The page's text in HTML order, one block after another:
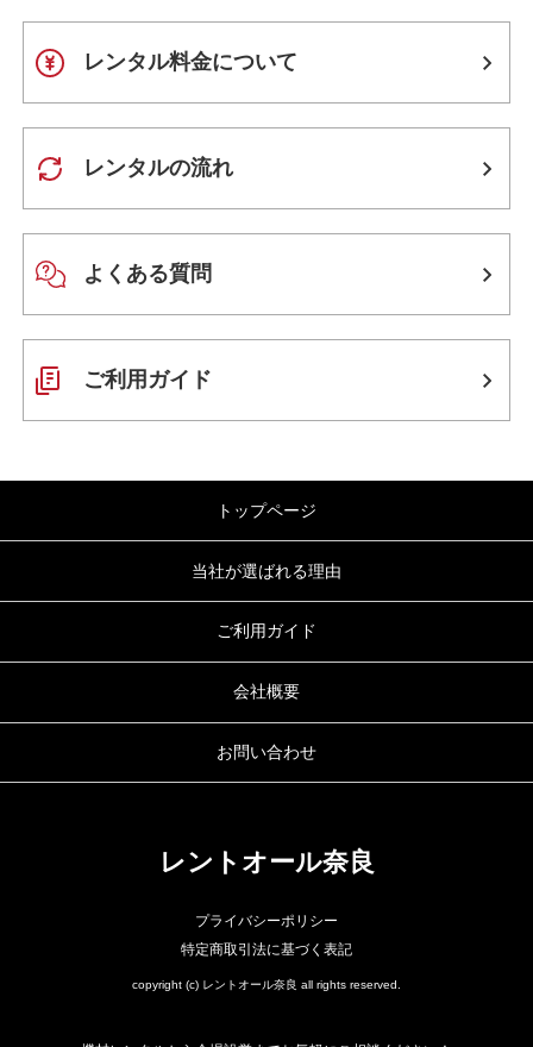
レンタル料金について
レンタルの流れ
よくある質問
ご利用ガイド
トップページ
当社が選ばれる理由
ご利用ガイド
会社概要
お問い合わせ
レントオール奈良
プライバシーポリシー
特定商取引法に基づく表記
copyright (c) レントオール奈良 all rights reserved.